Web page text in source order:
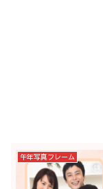
午年写真フレーム